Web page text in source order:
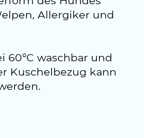
Allergiker und
60°C waschbar und
Kuschelbezug kann